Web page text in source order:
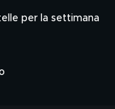
per la settimana